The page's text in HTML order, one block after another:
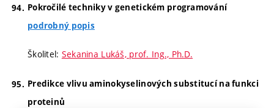
Pokročilé techniky v genetickém programování
podrobný popis
Školitel: Sekanina Lukáš, prof. Ing., Ph.D.
Predikce vlivu aminokyselinových substitucí na funkci
proteinů